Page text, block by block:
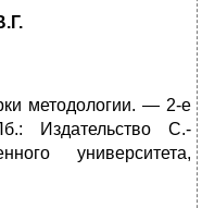
методологии. — 2-е
Издательство С.-
университета,